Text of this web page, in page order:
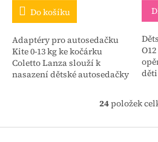
Do košíku
Adaptéry pro autosedačku
Kite 0-13 kg ke kočárku
Coletto Lanza slouží k
nasazení dětské autosedačky
děti
105
O
l
24položek
Z